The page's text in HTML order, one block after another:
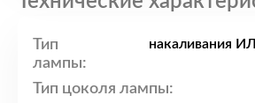
Тип
лампы:
накаливания
Тип цоколя лампы: